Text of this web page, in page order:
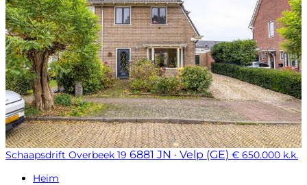
Schaapsdrift Overbeek 19 6881 JN · Velp (GE) € 650.000 k.k.
Heim